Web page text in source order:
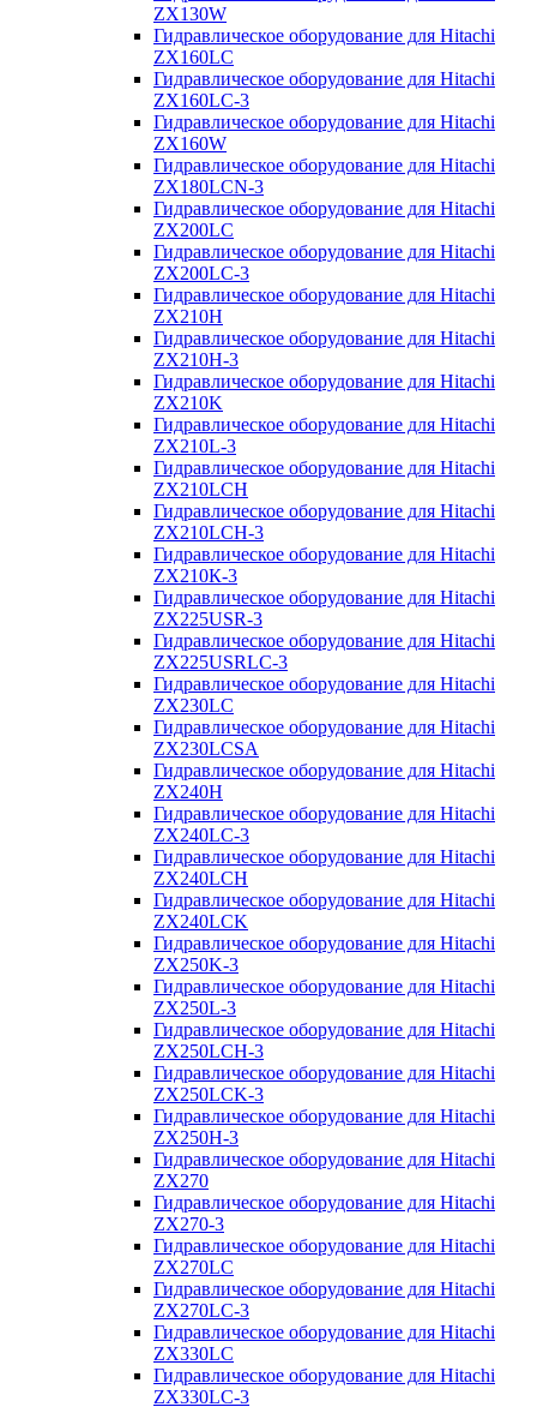
ZX130W
Гидравлическое оборудование для Hitachi
ZX160LC
Гидравлическое оборудование для Hitachi
ZX160LC-3
Гидравлическое оборудование для Hitachi
ZX160W
Гидравлическое оборудование для Hitachi
ZX180LCN-3
Гидравлическое оборудование для Hitachi
ZX200LC
Гидравлическое оборудование для Hitachi
ZX200LC-3
Гидравлическое оборудование для Hitachi
ZX210H
Гидравлическое оборудование для Hitachi
ZX210H-3
Гидравлическое оборудование для Hitachi
ZX210K
Гидравлическое оборудование для Hitachi
ZX210L-3
Гидравлическое оборудование для Hitachi
ZX210LCH
Гидравлическое оборудование для Hitachi
ZX210LCH-3
Гидравлическое оборудование для Hitachi
ZX210К-3
Гидравлическое оборудование для Hitachi
ZX225USR-3
Гидравлическое оборудование для Hitachi
ZX225USRLC-3
Гидравлическое оборудование для Hitachi
ZX230LC
Гидравлическое оборудование для Hitachi
ZX230LCSA
Гидравлическое оборудование для Hitachi
ZX240H
Гидравлическое оборудование для Hitachi
ZX240LC-3
Гидравлическое оборудование для Hitachi
ZX240LCH
Гидравлическое оборудование для Hitachi
ZX240LCK
Гидравлическое оборудование для Hitachi
ZX250K-3
Гидравлическое оборудование для Hitachi
ZX250L-3
Гидравлическое оборудование для Hitachi
ZX250LCH-3
Гидравлическое оборудование для Hitachi
ZX250LCK-3
Гидравлическое оборудование для Hitachi
ZX250Н-3
Гидравлическое оборудование для Hitachi
ZX270
Гидравлическое оборудование для Hitachi
ZX270-3
Гидравлическое оборудование для Hitachi
ZX270LC
Гидравлическое оборудование для Hitachi
ZX270LC-3
Гидравлическое оборудование для Hitachi
ZX330LC
Гидравлическое оборудование для Hitachi
ZX330LC-3